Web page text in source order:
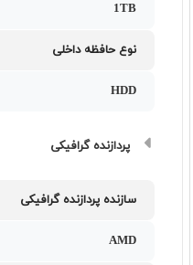
1TB
نوع حافظه داخلی
HDD
پردازنده گرافیکی
سازنده پردازنده گرافیکی
AMD